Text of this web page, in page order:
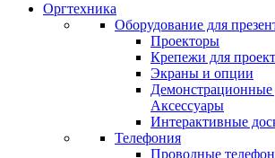
Оргтехника
Оборудование для
Проекторы
Крепежи для
Экраны и опции
Аксессуары
Интерактивные
Телефония
Проводные